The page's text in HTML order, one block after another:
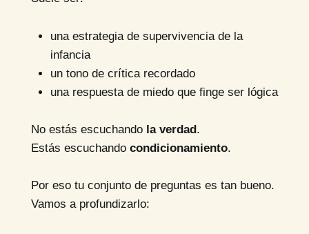
una estrategia de supervivencia de la
infancia
un tono de crítica recordado
una respuesta de miedo que finge ser lógica
No estás escuchando la verdad.
Estás escuchando condicionamiento.
Por eso tu conjunto de preguntas es tan bueno.
Vamos a profundizarlo: